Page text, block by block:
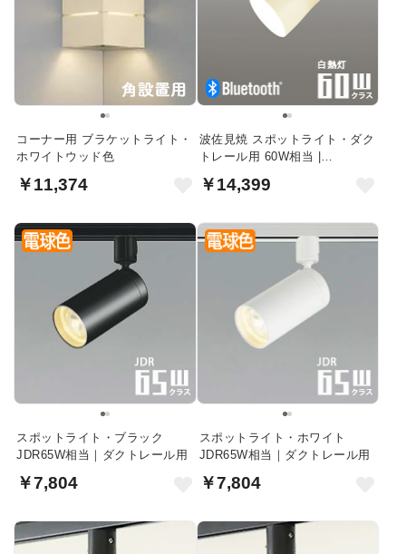
コーナー用 ブラケットライト・
ホワイトウッド色
￥11,374
波佐見焼 スポットライト・ダク
トレール用 60W相当 |
￥14,399
スポットライト・ブラック
JDR65W相当｜ダクトレール用
￥7,804
スポットライト・ホワイト
JDR65W相当｜ダクトレール用
￥7,804